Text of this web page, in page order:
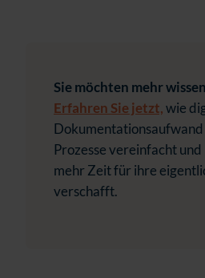
Sie möchten mehr
Erfahren Sie jetzt,wie
Prozesse vereinfacht
mehr Zeit für ihre
verschafft.